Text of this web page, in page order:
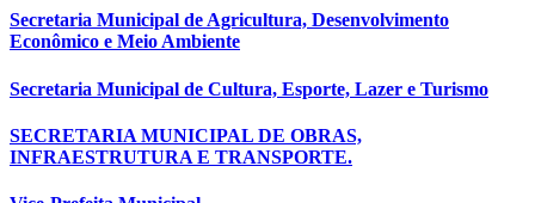
Secretaria Municipal de Agricultura, Desenvolvimento
Econômico e Meio Ambiente
Secretaria Municipal de Cultura, Esporte, Lazer e Turismo
SECRETARIA MUNICIPAL DE OBRAS,
INFRAESTRUTURA E TRANSPORTE.